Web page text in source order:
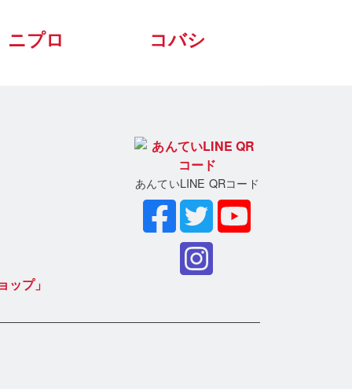
ニプロ コバシ
ップ」
あんていLINE QRコード